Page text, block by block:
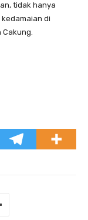
tidak hanya
di
Cakung.